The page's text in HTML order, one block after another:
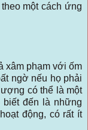
một cách ứng
xâm phạm với ốm
ngờ nếu họ phải
có thể là một
đến là những
động, có rất ít